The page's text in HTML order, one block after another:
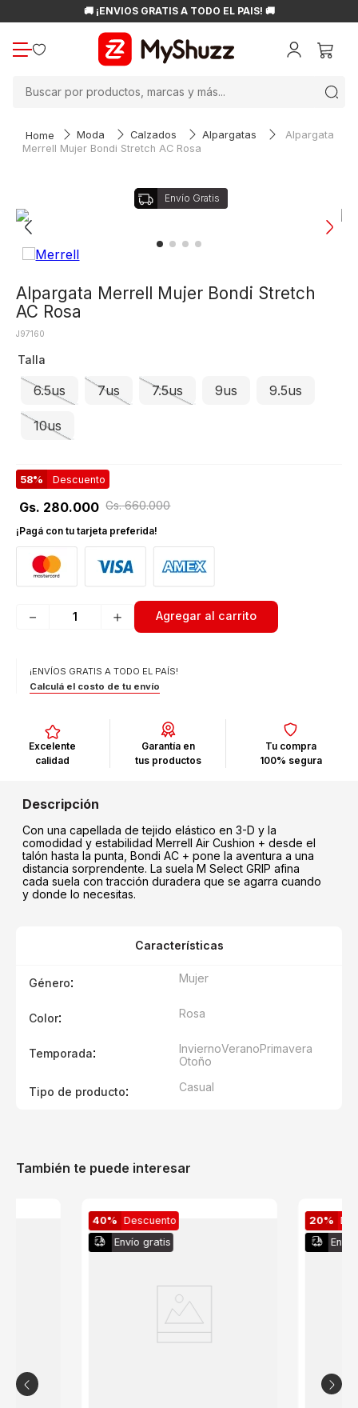
🚚 ¡ENVÍOS GRATIS A TODO EL PAÍS! 🚚
Moda Calzados Alpargatas
Alpargata
Merrell Mujer Bondi Stretch AC Rosa
Alpargata Merrell Mujer Bondi Stretch
AC Rosa
J97160
Talla
6.5us 7us 7.5us 9us 9.5us
10us
58% Descuento
Gs. 660.000
Gs. 280.000
¡Pagá con tu tarjeta preferida!
＋
－ Agregar al carrito
¡ENVÍOS GRATIS A TODO EL PAÍS!
Calculá el costo de tu envío
Excelente
calidad
Garantía en
tus productos
Tu compra
100% segura
Con una capellada de tejido elástico en 3-D y la
comodidad y estabilidad Merrell Air Cushion + desde el
talón hasta la punta, Bondi AC + pone la aventura a una
distancia sorprendente. La suela M Select GRIP afina
cada suela con tracción duradera que se agarra cuando
y donde lo necesitas.
Características
Género: Mujer
Color: Rosa
Temporada: InviernoVeranoPrimavera
Otoño
Tipo de producto: Casual
También te puede interesar
40% Descuento
Envío gratis
20%